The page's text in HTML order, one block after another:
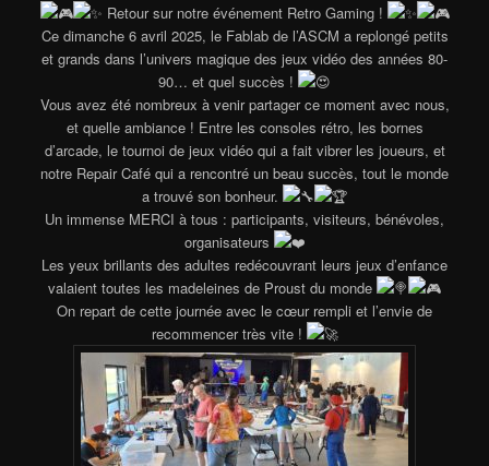
Retour sur notre événement Retro Gaming !
Ce dimanche 6 avril 2025, le Fablab de l’ASCM a replongé petits
et grands dans l’univers magique des jeux vidéo des années 80-
90… et quel succès !
Vous avez été nombreux à venir partager ce moment avec nous,
et quelle ambiance ! Entre les consoles rétro, les bornes
d’arcade, le tournoi de jeux vidéo qui a fait vibrer les joueurs, et
notre Repair Café qui a rencontré un beau succès, tout le monde
a trouvé son bonheur.
Un immense MERCI à tous : participants, visiteurs, bénévoles,
organisateurs
Les yeux brillants des adultes redécouvrant leurs jeux d’enfance
valaient toutes les madeleines de Proust du monde
On repart de cette journée avec le cœur rempli et l’envie de
recommencer très vite !